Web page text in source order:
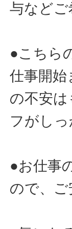
与など
●こちら
仕事開始
の不安
フがし
●お仕事
ので、ご